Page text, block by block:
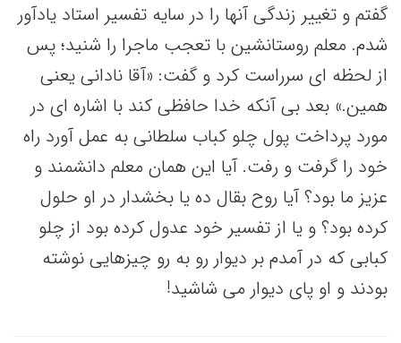
گفتم و تغییر زندگی آنها را در سایه تفسیر استاد یادآور
شدم. معلم روستانشین با تعجب ماجرا را شنید؛ پس
از لحظه ای سرراست کرد و گفت: «آقا نادانی یعنی
همین.» بعد بی آنکه خدا حافظی کند با اشاره ای در
مورد پرداخت پول چلو کباب سلطانی به عمل آورد راه
خود را گرفت و رفت. آیا این همان معلم دانشمند و
عزیز ما بود؟ آیا روح بقال ده یا بخشدار در او حلول
کرده بود؟ و یا از تفسیر خود عدول کرده بود از چلو
کبابی که در آمدم بر دیوار رو به رو چیزهایی نوشته
بودند و او پای دیوار می شاشید!